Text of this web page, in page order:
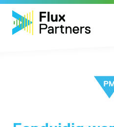
Skip
to
content
Markten
Expertises